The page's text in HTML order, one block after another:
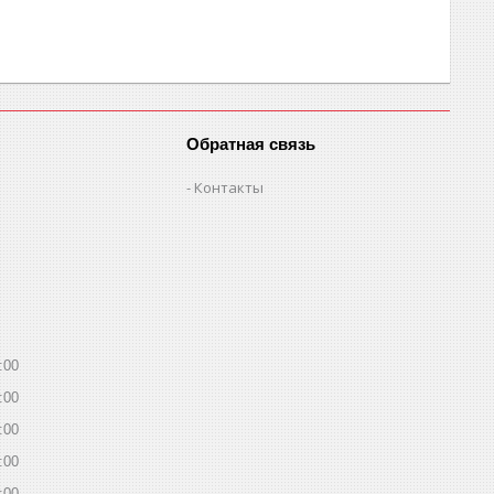
Обратная связь
Контакты